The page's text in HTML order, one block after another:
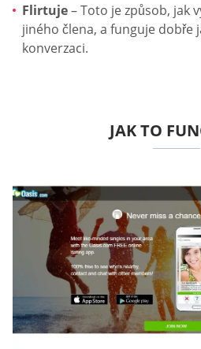
Flirtuje– Toto je způsob, jak
jiného člena, a funguje dobře
konverzaci.
JAK TO